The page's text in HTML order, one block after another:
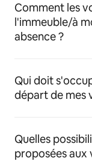
Comment les
l'immeuble/à
absence ?
Qui doit
départ de mes
Quelles
proposées aux